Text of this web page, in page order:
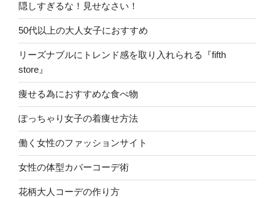
隠しすぎるな！見せなさい！
50代以上の大人女子におすすめ
リーズナブルにトレンド感を取り入れられる『fifth
store』
痩せる為におすすめな食べ物
ぽっちゃり女子の着痩せ方法
働く女性のファッションサイト
女性の体型カバーコーデ術
花柄大人コーデの作り方